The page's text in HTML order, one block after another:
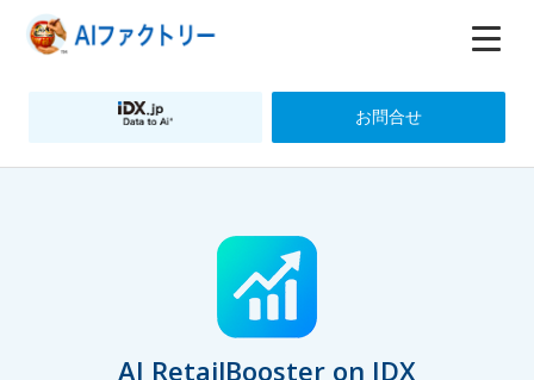
お問合せ
AI RetailBooster on IDX